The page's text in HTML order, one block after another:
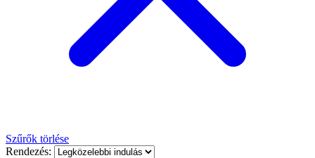
Szűrők törlése
Rendezés: